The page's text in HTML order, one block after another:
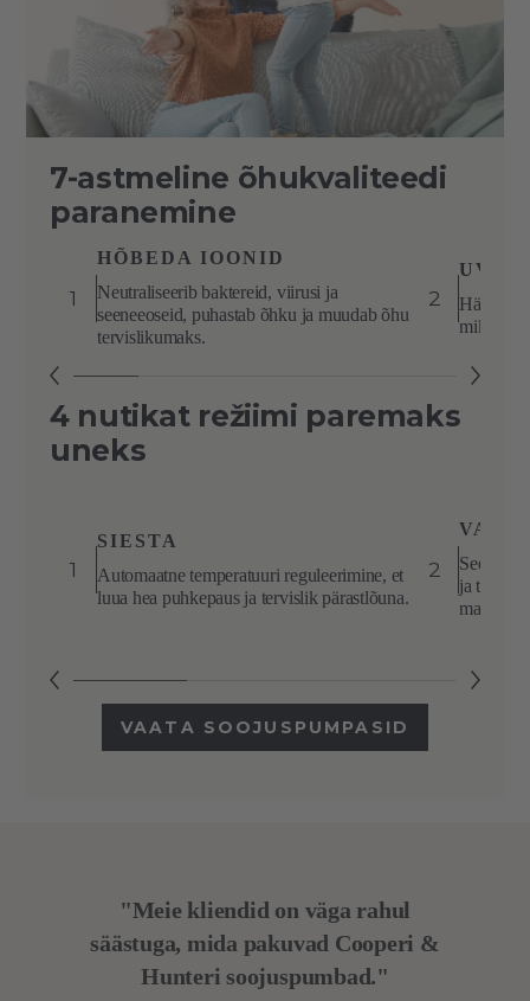
7-astmeline õhukvaliteedi
paranemine
1
HÕBEDA IOONID
Neutraliseerib baktereid, viirusi ja
seeneeoseid, puhastab õhku ja muudab õhu
tervislikumaks.
2
UV-
Hävitab
4 nutikat režiimi paremaks
uneks
1
SIESTA
Automaatne temperatuuri reguleerimine, et
luua hea puhkepaus ja tervislik pärastlõuna.
2
See
ja tagab
VAATA SOOJUSPUMPASID
"Meie kliendid on väga rahul
säästuga, mida pakuvad Cooperi &
Hunteri soojuspumbad."